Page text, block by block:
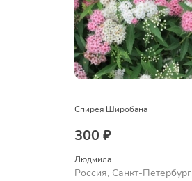
Спирея Широбана
300 ₽
Людмила
Россия, Санкт-Петербург